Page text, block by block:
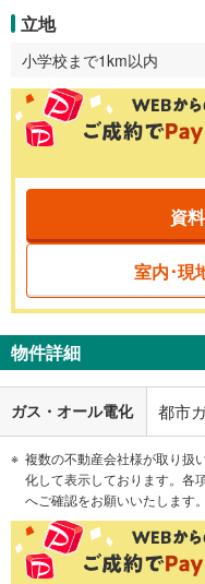
立地
小学校まで1km以内
資
室内･現
物件詳細
ガス・オール電化 都市
複数の不動産会社様が取り扱
化して表示しております。各
へご確認をお願いいたします。